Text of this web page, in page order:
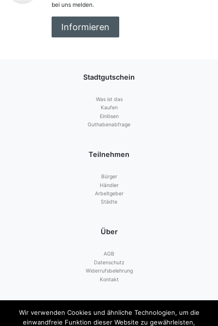
bei uns melden.
Informieren
Stadtgutschein
Was ist das
Kaufen
Einlösen
Guthabenabfrage
Teilnehmen
Bürger
Händler
Arbeitgeber
Städte
Über
AGB
Datenschutz
Widerrufsbelehrung
Kontakt
Zahlen mit
Wir verwenden Cookies und ähnliche Technologien, um die
einwandfreie Funktion dieser Website zu gewährleisten,